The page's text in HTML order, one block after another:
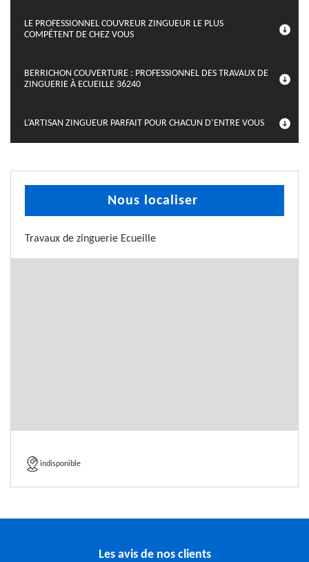
LE PROFESSIONNEL COUVREUR ZINGUEUR LE PLUS
COMPÉTENT DE CHEZ VOUS
BERRICHON COUVERTURE : PROFESSIONNEL DES TRAVAUX DE
ZINGUERIE À ECUEILLE 36240
L’ARTISAN ZINGUEUR PARFAIT POUR CHACUN D’ENTRE VOUS
Nous localiser
Travaux de zinguerie Ecueille
indisponible
Les avis de nos clients